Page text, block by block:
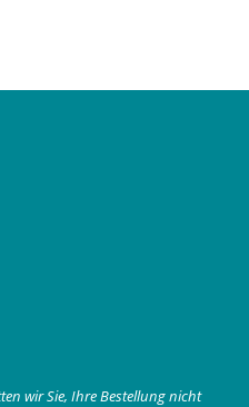
wir Sie, Ihre Bestellung nicht